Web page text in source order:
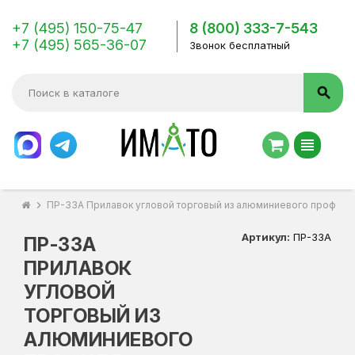
+7 (495) 150-75-47
+7 (495) 565-36-07
8 (800) 333-7-543
Звонок бесплатный
search
view_headline
chevron_right ПР-33А Прилавок угловой торговый из алюминиевого профиля
ПР-33А
ПРИЛАВОК
УГЛОВОЙ
ТОРГОВЫЙ ИЗ
АЛЮМИНИЕВОГО
Артикул: ПР-33А